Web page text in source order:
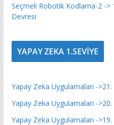
Seçmeli Robotik Kodlama-2 ->
Devresi
YAPAY ZEKA 1.SEVİYE
Yapay Zeka Uygulamaları -
Yapay Zeka Uygulamaları -
Yapay Zeka Uygulamaları -